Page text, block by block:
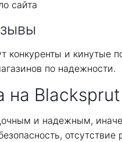
и кинутые
по надежности.
на
и надежным,